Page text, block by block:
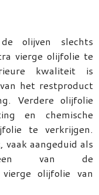
olijven slechts
vierge olijfolie te
kwaliteit is
het restproduct
Verdere olijfolie
en chemische
te verkrijgen.
aangeduid als
van de
olijfolie van